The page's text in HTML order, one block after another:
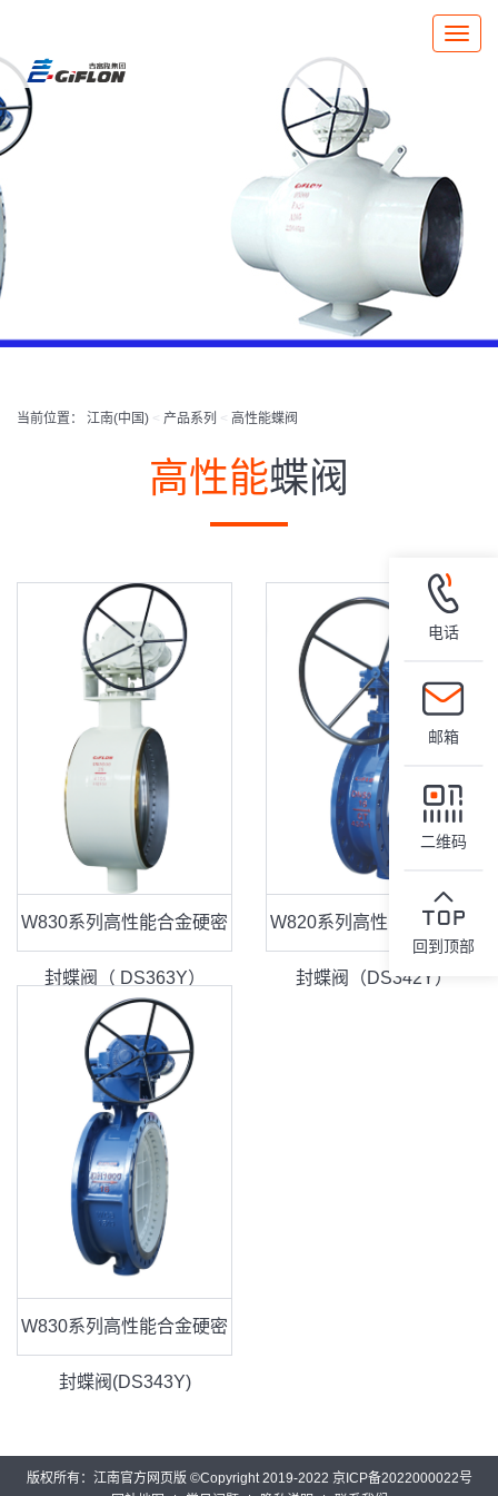
Toggle
当前位置： 江南(中国) < 产品系列 < 高性能蝶阀
高性能蝶阀
W830系列高性能合金硬密
封蝶阀（ DS363Y）
W820系列高性能合金硬密
封蝶阀（DS342Y）
W830系列高性能合金硬密
封蝶阀(DS343Y)
版权所有：江南官方网页版 ©Copyright 2019-2022 京ICP备2022000022号
电话
邮箱
二维码
回到顶部